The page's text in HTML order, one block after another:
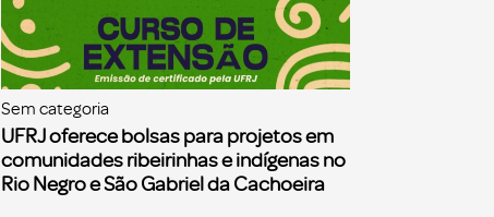
Sem categoria
UFRJ oferece bolsas para projetos em
comunidades ribeirinhas e indígenas no
Rio Negro e São Gabriel da Cachoeira